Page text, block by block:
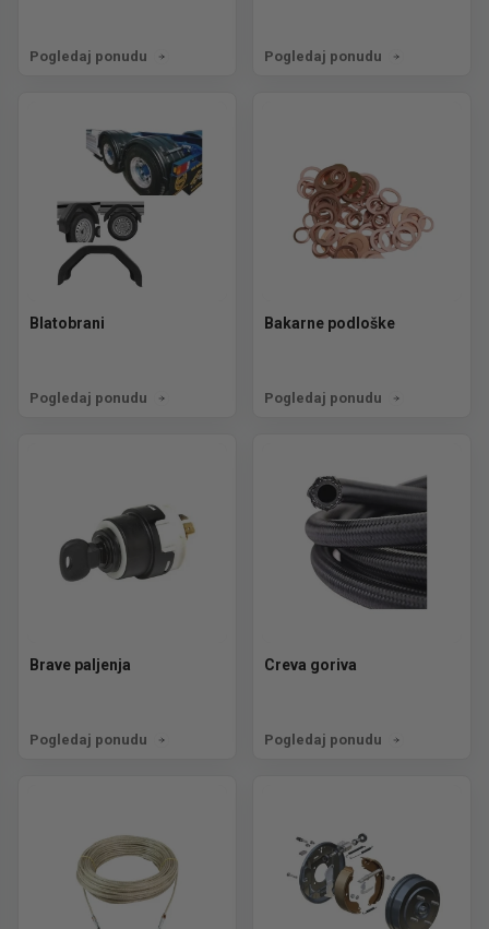
Pogledaj ponudu Pogledaj ponudu
Blatobrani
Pogledaj ponudu
Bakarne podloške
Pogledaj ponudu
Brave paljenja
Pogledaj ponudu
Creva goriva
Pogledaj ponudu